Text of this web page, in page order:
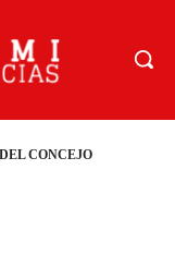
CONCEJO